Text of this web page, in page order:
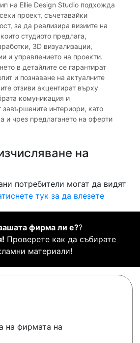
на Ellie Design Studio подхожда
проект, съчетавайки
за да реализира визиите на
студиото предлага,
3D визуализации,
и управлението на проекти.
в детайлите се гарантират
и познаване на актуалните
отзиви акцентират върху
комуникация и
завършените интериори, като
и чрез предлагането на оферти
на
потребители могат да видят
тук за да влезете
фирма ли е??
Проверете как да събирате
материали!
на фирмата на